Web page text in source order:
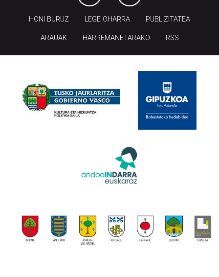
HONI BURUZ LEGE OHARRA PUBLIZITATEA
ARAUAK HARREMANETARAKO RSS